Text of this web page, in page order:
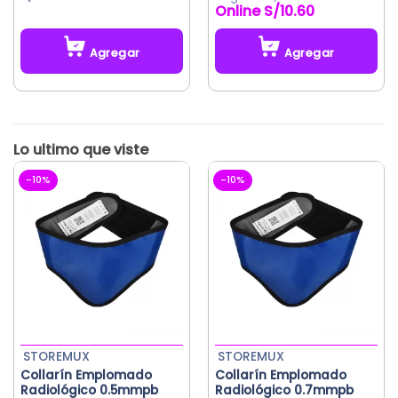
con5.00
Agregar
con5.00
de 5
S/10.60
Agregar
tiene
variantes.
Las
opciones
pueden
elegir
producto
-10%
Collarín Emplomado
Radiológico 0.5mmpb
STOREMUX
-10%
Collarín Emplomado
Radiológico 0.7mmpb
STOREMUX